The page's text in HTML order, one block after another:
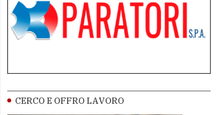
CERCO E OFFRO LAVORO